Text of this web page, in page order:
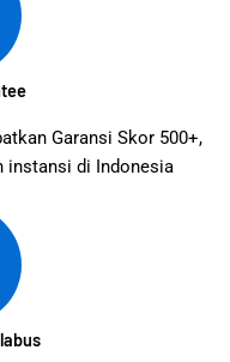
Garansi Skor 500+,
instansi di Indonesia